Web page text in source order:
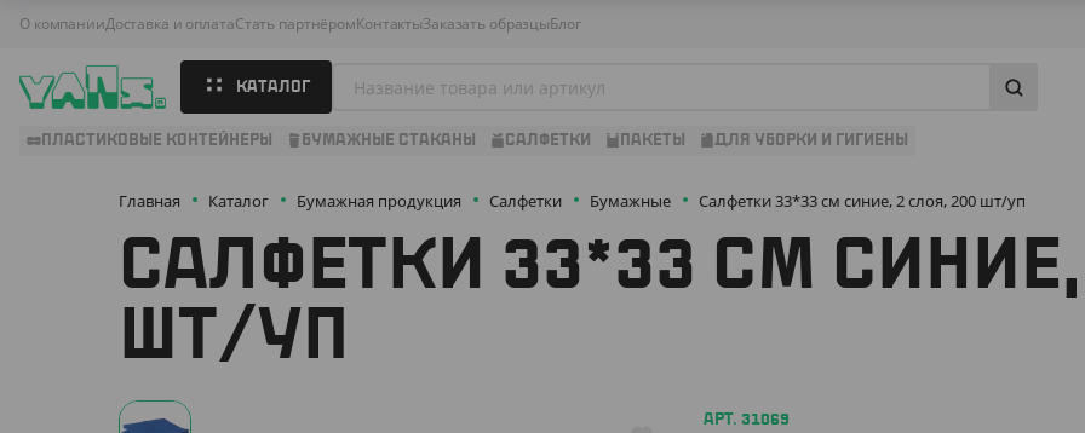
О компанииДоставка и оплатаСтать партнёромКонтактыЗаказать образцыБлог
КАТАЛОГ
ПЛАСТИКОВЫЕ КОНТЕЙНЕРЫ БУМАЖНЫЕ СТАКАНЫ САЛФЕТКИ ПАКЕТЫ ДЛЯ УБОРКИ И ГИГИЕНЫ
Главная Каталог Бумажная продукция Салфетки Бумажные Салфетки 33*33 см синие, 2 слоя, 200 шт/уп
САЛФЕТКИ 33*33 СМ
ШТ/УП
АРТ. 31069